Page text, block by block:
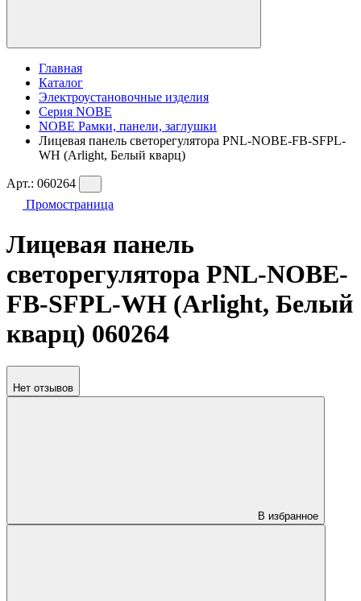
Главная
Каталог
Электроустановочные изделия
Серия NOBE
NOBE Рамки, панели, заглушки
Лицевая панель светорегулятора PNL-NOBE-FB-SFPL-
WH (Arlight, Белый кварц)
Арт.: 060264
Промостраница
Лицевая панель
светорегулятора PNL-NOBE-
FB-SFPL-WH (Arlight, Белый
кварц) 060264
Нет отзывов
В избранное